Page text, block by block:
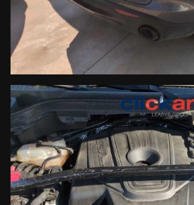
la correttezza dei dati e degli optional
il personale vendite.